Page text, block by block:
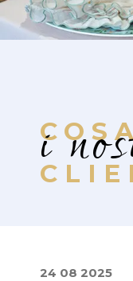
i
24 08 2025